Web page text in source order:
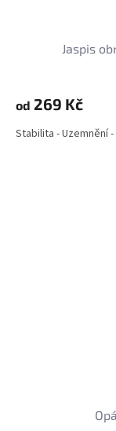
Jaspis
od 269 Kč
Stabilita - Uzemnění